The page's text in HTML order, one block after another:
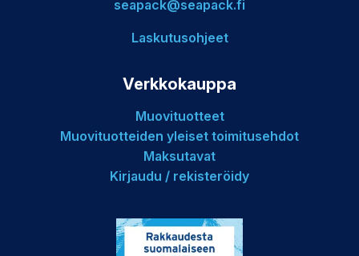
seapack@seapack.fi
Laskutusohjeet
Verkkokauppa
Muovituotteet
Muovituotteiden yleiset toimitusehdot
Maksutavat
Kirjaudu / rekisteröidy